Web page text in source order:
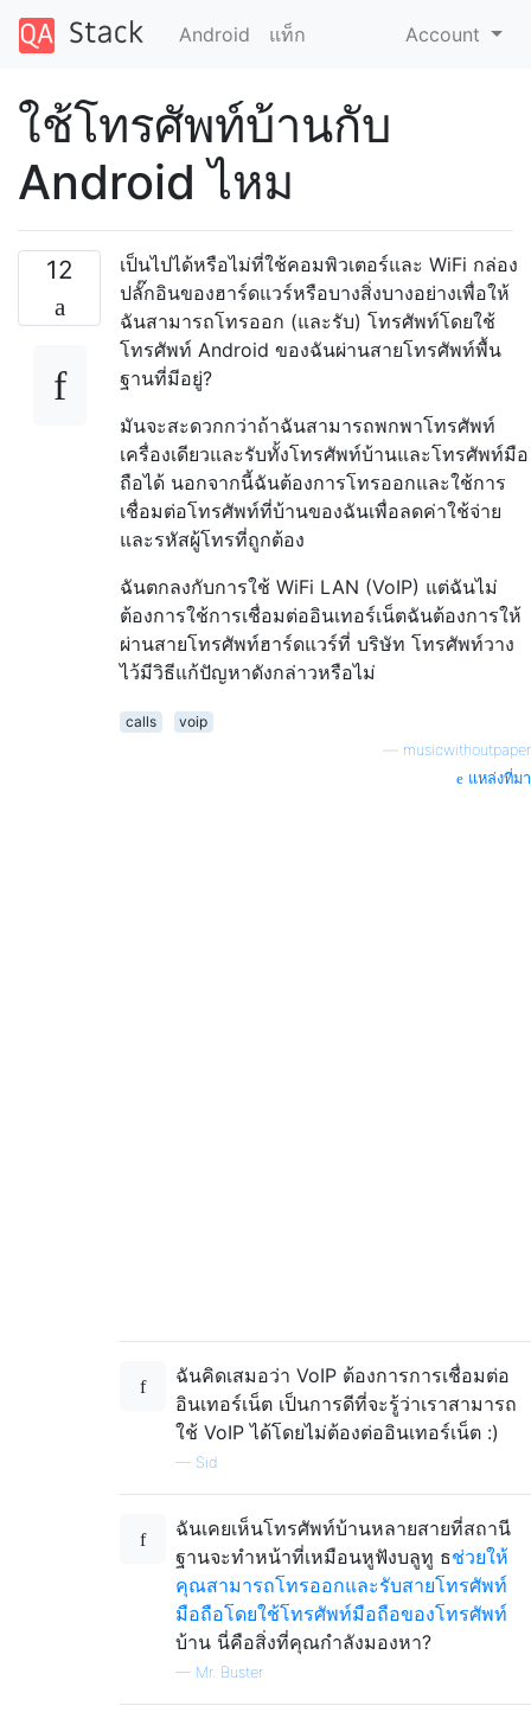
Android แท็ก Account
ใช้โทรศัพท์บ้านกับ
Android ไหม
12
เป็นไปได้หรือไม่ที่ใช้คอมพิวเตอร์และ WiFi กล่อง
ปลั๊กอินของฮาร์ดแวร์หรือบางสิ่งบางอย่างเพื่อให้
ฉันสามารถโทรออก (และรับ) โทรศัพท์โดยใช้
โทรศัพท์ Android ของฉันผ่านสายโทรศัพท์พื้น
ฐานที่มีอยู่?
มันจะสะดวกกว่าถ้าฉันสามารถพกพาโทรศัพท์
เครื่องเดียวและรับทั้งโทรศัพท์บ้านและโทรศัพท์มือ
ถือได้ นอกจากนี้ฉันต้องการโทรออกและใช้การ
เชื่อมต่อโทรศัพท์ที่บ้านของฉันเพื่อลดค่าใช้จ่าย
และรหัสผู้โทรที่ถูกต้อง
ฉันตกลงกับการใช้ WiFi LAN (VoIP) แต่ฉันไม่
ต้องการใช้การเชื่อมต่ออินเทอร์เน็ตฉันต้องการให้
ผ่านสายโทรศัพท์ฮาร์ดแวร์ที่ บริษัท โทรศัพท์วาง
ไว้มีวิธีแก้ปัญหาดังกล่าวหรือไม่
calls
voip
musicwithoutpaper
แหล่งที่มา
ฉันคิดเสมอว่า VoIP ต้องการการเชื่อมต่อ
อินเทอร์เน็ต เป็นการดีที่จะรู้ว่าเราสามารถ
ใช้ VoIP ได้โดยไม่ต้องต่ออินเทอร์เน็ต :)
— Sid
ฉันเคยเห็นโทรศัพท์บ้านหลายสายที่สถานี
ฐานจะทำหน้าที่เหมือนหูฟังบลูทู ธช่วยให้
คุณสามารถโทรออกและรับสายโทรศัพท์
มือถือโดยใช้โทรศัพท์มือถือของโทรศัพท์
บ้าน นี่คือสิ่งที่คุณกำลังมองหา?
— Mr. Buster